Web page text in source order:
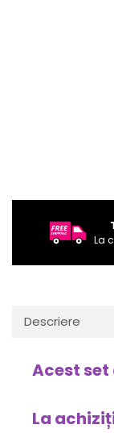
La
Descriere
Acest set
La